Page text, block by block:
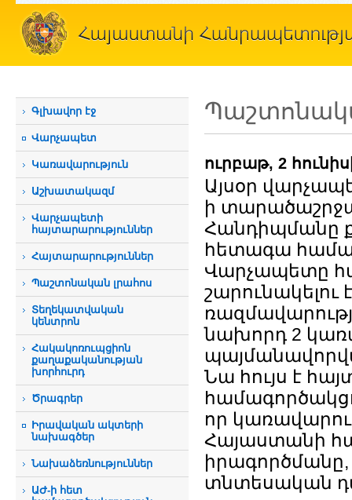
Գլխավոր էջ
Վարչապետ
Կառավարություն
Աշխատակազմ
Վարչապետի
հայտարարություններ
Հայտարարություններ
Պաշտոնական լրահոս
Տեղեկատվական
կենտրոն
Հակակոռուպցիոն
քաղաքականության
խորհուրդ
Ծրագրեր
Իրավական ակտերի
նախագծեր
Նախաձեռնություններ
ԱԺ-ի հետ
ուրբաթ, 2
Այսօր
ի
Հանդիպմանը
հետագա
Վարչապետը
նախորդ 2
Նա հույս է
որ
Հայաստանի
տնտեսական